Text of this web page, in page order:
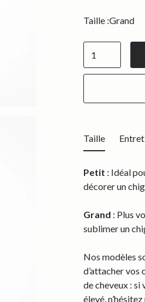
Taille :Grand
Taille
Petit : Idéal
décorer un
Grand : Plus
sublimer un
Nos modèles
d’attacher vos
de cheveux :
élevé,